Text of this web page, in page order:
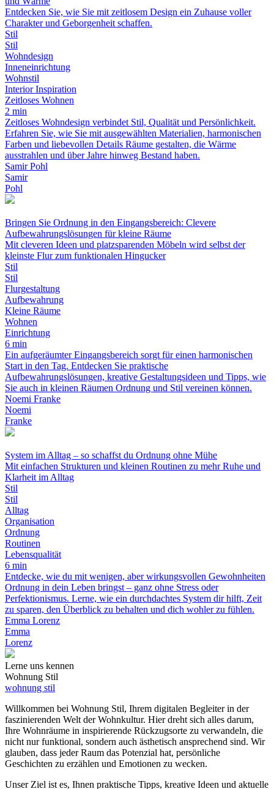
Entdecken Sie, wie Sie mit zeitlosem Design ein Zuhause voller
Charakter und Geborgenheit schaffen.
Stil
Stil
Wohndesign
Inneneinrichtung
Wohnstil
Interior Inspiration
Zeitloses Wohnen
2 min
Zeitloses Wohndesign verbindet Stil, Qualität und Persönlichkeit.
Erfahren Sie, wie Sie mit ausgewählten Materialien, harmonischen
Farben und liebevollen Details Räume gestalten, die Wärme
ausstrahlen und über Jahre hinweg Bestand haben.
Samir Pohl
Samir
Pohl
Bringen Sie Ordnung in den Eingangsbereich: Clevere
Aufbewahrungslösungen für kleine Räume
Mit cleveren Ideen und platzsparenden Möbeln wird selbst der
kleinste Flur zum funktionalen Hingucker
Stil
Stil
Flurgestaltung
Aufbewahrung
Kleine Räume
Wohnen
Einrichtung
6 min
Ein aufgeräumter Eingangsbereich sorgt für einen harmonischen
Start in den Tag. Entdecken Sie praktische
Aufbewahrungslösungen, kreative Gestaltungsideen und Tipps, wie
Sie auch in kleinen Räumen Ordnung und Stil vereinen können.
Noemi Franke
Noemi
Franke
System im Alltag – so schaffst du Ordnung ohne Mühe
Mit einfachen Strukturen und kleinen Routinen zu mehr Ruhe und
Klarheit im Alltag
Stil
Stil
Alltag
Organisation
Ordnung
Routinen
Lebensqualität
6 min
Entdecke, wie du mit wenigen, aber wirkungsvollen Gewohnheiten
Ordnung in dein Leben bringst – ganz ohne Stress oder
Perfektionismus. Lerne, wie ein durchdachtes System dir hilft, Zeit
zu sparen, den Überblick zu behalten und dich wohler zu fühlen.
Emma Lorenz
Emma
Lorenz
Lerne uns kennen
Wohnung Stil
wohnung stil
Willkommen bei Wohnung Stil, Ihrem digitalen Begleiter in der
faszinierenden Welt der Wohnkultur. Hier dreht sich alles darum,
Ihre Wohnräume in inspirierende Rückzugsorte zu verwandeln, die
nicht nur funktional, sondern auch ästhetisch ansprechend sind. Wir
glauben, dass jeder Raum das Potenzial hat, persönliche
Geschichten zu erzählen und Emotionen zu wecken.
Unser Ziel ist es, Ihnen praktische Tipps, kreative Ideen und aktuelle